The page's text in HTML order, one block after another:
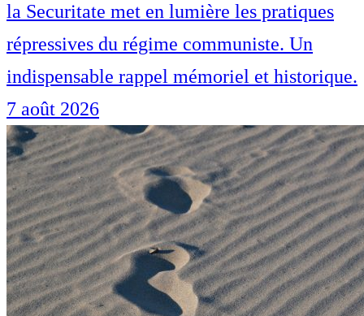
la Securitate met en lumière les pratiques
répressives du régime communiste. Un
indispensable rappel mémoriel et historique.
7 août 2026